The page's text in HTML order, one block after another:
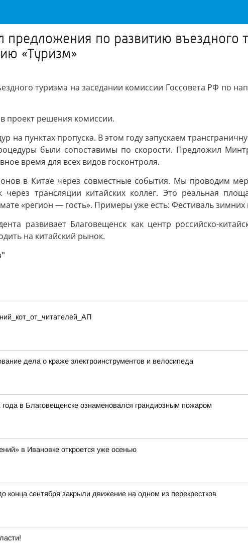
предложения по развитию въездного
«Туризм»
туризма на заседании комиссии Госсовета РФ по
проект решения комиссии.
на пунктах пропуска. В этом году запускаем
были сопоставимы по скорости. Предложил
время для всех видов госконтроля.
в Китае через совместные события. Мы проводим
трансляции китайских коллег. Это реальная
«регион — гость». Примеры уже есть: Фестиваль зимних
развивает Благовещенск как центр российско-
на китайский рынок.
дела о краже электроинструментов и велосипеда
года в Благовещенске ознаменовался грандиозным пожаром
в Ивановке откроется уже осенью
конца сентября закрыли движение на одном из перекрестков